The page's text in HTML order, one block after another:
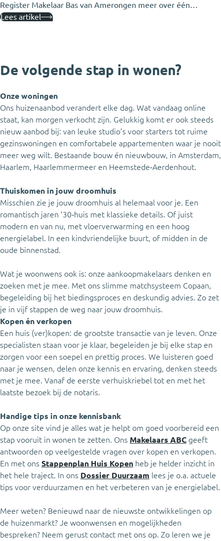
Register Makelaar Bas van Amerongen meer over één…
Lees artikel
De volgende stap in wonen?
Onze woningen
Ons huizenaanbod verandert elke dag. Wat vandaag online
staat, kan morgen verkocht zijn. Gelukkig komt er ook steeds
nieuw aanbod bij: van leuke studio’s voor starters tot ruime
gezinswoningen en comfortabele appartementen waar je nooit
meer weg wilt. Bestaande bouw én nieuwbouw, in Amsterdam,
Haarlem, Haarlemmermeer en Heemstede‑Aerdenhout.
Thuiskomen in jouw droomhuis
Misschien zie je jouw droomhuis al helemaal voor je. Een
romantisch jaren ’30‑huis met klassieke details. Of juist
modern en van nu, met vloerverwarming en een hoog
energielabel. In een kindvriendelijke buurt, of midden in de
oude binnenstad.
Wat je woonwens ook is: onze aankoopmakelaars denken en
zoeken met je mee. Met ons slimme matchsysteem Copaan,
begeleiding bij het biedingsproces en deskundig advies. Zo zet
je in vijf stappen de weg naar jouw droomhuis.
Kopen én verkopen
Een huis (ver)kopen: de grootste transactie van je leven. Onze
specialisten staan voor je klaar, begeleiden je bij elke stap en
zorgen voor een soepel en prettig proces. We luisteren goed
naar je wensen, delen onze kennis en ervaring, denken steeds
met je mee. Vanaf de eerste verhuiskriebel tot en met het
laatste bezoek bij de notaris.
Handige tips in onze kennisbank
Op onze site vind je alles wat je helpt om goed voorbereid een
stap vooruit in wonen te zetten. Ons Makelaars ABC geeft
antwoorden op veelgestelde vragen over kopen en verkopen.
En met ons Stappenplan Huis Kopen heb je helder inzicht in
het hele traject. In ons Dossier Duurzaam lees je o.a. actuele
tips voor verduurzamen en het verbeteren van je energielabel.
Meer weten? Benieuwd naar de nieuwste ontwikkelingen op
de huizenmarkt? Je woonwensen en mogelijkheden
bespreken? Neem gerust contact met ons op. Zo leren we je